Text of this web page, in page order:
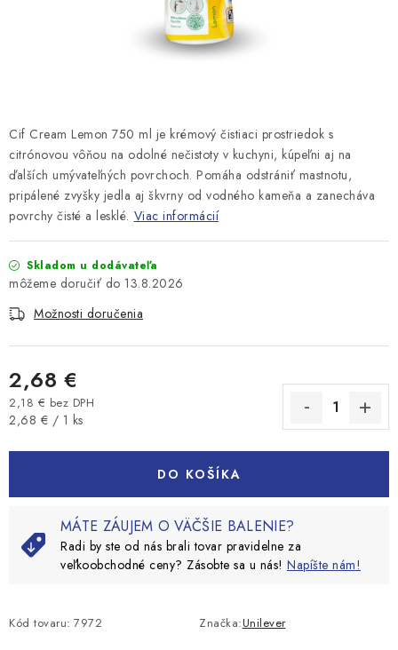
Cif Cream Lemon 750 ml je krémový čistiaci prostriedok s
citrónovou vôňou na odolné nečistoty v kuchyni, kúpeľni aj na
ďalších umývateľných povrchoch. Pomáha odstrániť mastnotu,
pripálené zvyšky jedla aj škvrny od vodného kameňa a zanecháva
povrchy čisté a lesklé. Viac informácií
Skladom u dodávateľa
13.8.2026
Možnosti doručenia
2,68 €
2,18 € bez DPH
Jednotková cena:
2,68 € / 1 ks
DO KOŠÍKA
MÁTE ZÁUJEM O VÄČŠIE BALENIE?
Radi by ste od nás brali tovar pravidelne za
veľkoobchodné ceny? Zásobte sa u nás! Napíšte nám!
Kód tovaru: 7972 Značka:Unilever